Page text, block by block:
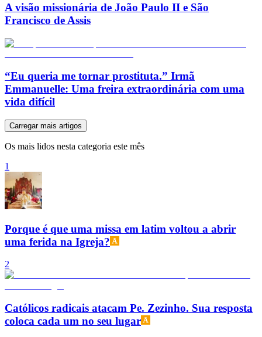
A visão missionária de João Paulo II e São
Francisco de Assis
“Eu queria me tornar prostituta.” Irmã
Emmanuelle: Uma freira extraordinária com uma
vida difícil
Carregar mais artigos
Os mais lidos nesta categoria este mês
1
Porque é que uma missa em latim voltou a abrir
uma ferida na Igreja?
2
Católicos radicais atacam Pe. Zezinho. Sua resposta
coloca cada um no seu lugar